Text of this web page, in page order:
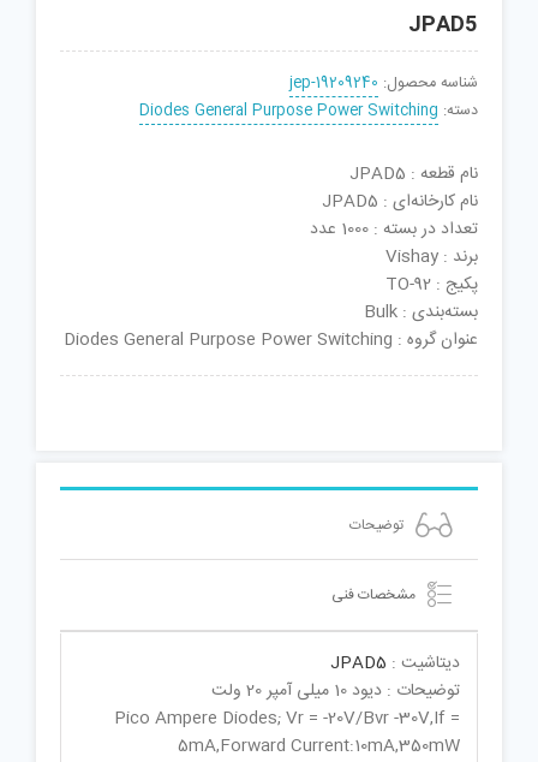
JPAD5
شناسه محصول: jep-19209240
دسته: Diodes General Purpose Power Switching
نام قطعه : JPAD5
نام کارخانه‌ای : JPAD5
تعداد در بسته : 1000 عدد
برند : Vishay
پکیج : TO-92
بسته‌بندی : Bulk
عنوان گروه : Diodes General Purpose Power Switching
توضیحات
مشخصات فنی
دیتاشیت : JPAD5
توضیحات : دیود 10 میلی آمپر 20 ولت
Pico Ampere Diodes; Vr = -20V/Bvr -30V,If =
5mA,Forward Current:10mA,350mW